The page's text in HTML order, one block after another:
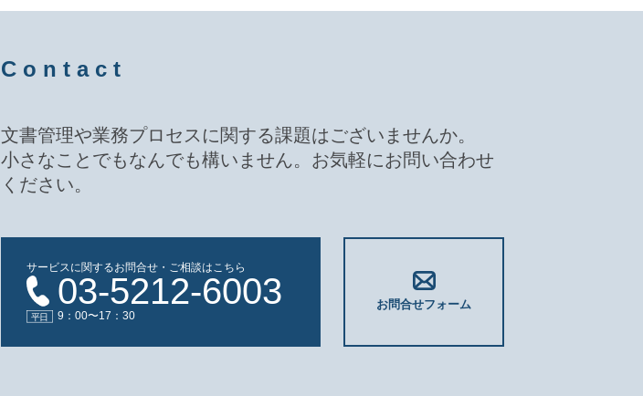
C o n t a c t
文書管理や業務プロセスに関する課題はございませんか。
小さなことでもなんでも構いません。お気軽にお問い合わせ
ください。
サービスに関するお問合せ・ご相談はこちら
03-5212-6003
9：00〜17：30
お問合せフォーム